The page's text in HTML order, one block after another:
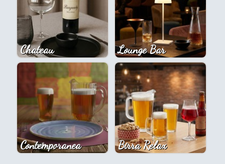
Chateau Lounge Bar
Contemporanea Birra Relax